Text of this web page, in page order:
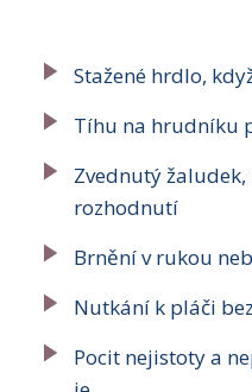
Stažené hrdlo,
Tíhu na hrudníku
Zvednutý
rozhodnutí
Brnění v rukou
Nutkání k pláči
Pocit nejistoty a